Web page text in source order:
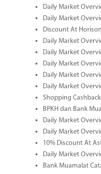
Daily Market
Daily Market
Discount At
Daily Market
Daily Market
Daily Market
Daily Market
Daily Market
Shopping
BPKH dan Bank
Daily Market
Daily Market
10% Discount At
Daily Market
Bank Muamalat